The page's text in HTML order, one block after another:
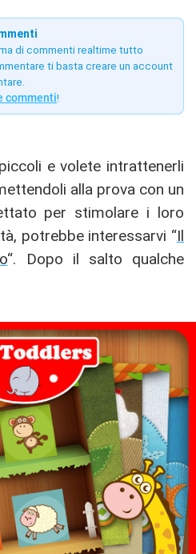
di commenti realtime tutto
ti basta creare un account
commenti!
e volete intrattenerli
alla prova con un
per stimolare i loro
potrebbe interessarvi “Il
“. Dopo il salto qualche